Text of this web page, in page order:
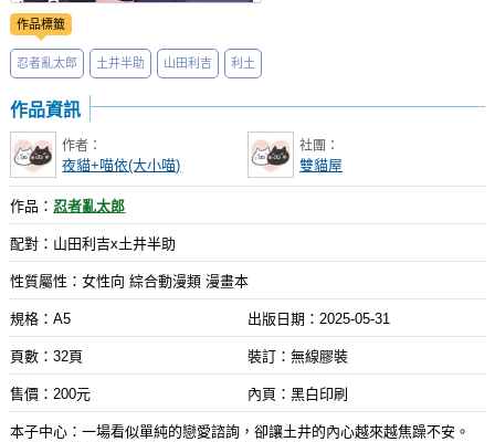
作品標籤
忍者亂太郎 土井半助 山田利吉 利土
作品資訊
作者：
夜貓+喵依(大小喵)
社團：
雙貓屋
作品： 忍者亂太郎
配對：山田利吉x土井半助
性質屬性：女性向 綜合動漫類 漫畫本
規格：A5 出版日期： 2025-05-31
頁數：32頁 裝訂：無線膠裝
售價：200元 內頁：黑白印刷
本子中心：一場看似單純的戀愛諮詢，卻讓土井的內心越來越焦躁不安。